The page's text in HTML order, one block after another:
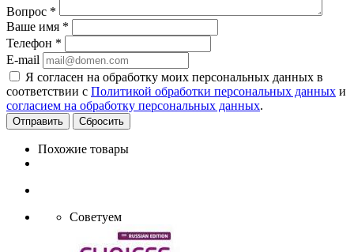
Вопрос *
Ваше имя *
Телефон *
E-mail
Я согласен на обработку моих персональных данных в
соответствии с Политикой обработки персональных данных и
согласием на обработку персональных данных.
Сбросить
Похожие товары
Советуем